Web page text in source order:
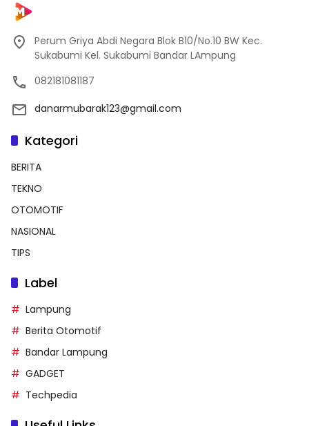
Perum Griya Abdi Negara Blok B10/No.10 BW Kec.
Sukabumi Kel. Sukabumi Bandar LAmpung
082181081187
danarmubarak123@gmail.com
Kategori
BERITA
TEKNO
OTOMOTIF
NASIONAL
TIPS
Label
Lampung
Berita Otomotif
Bandar Lampung
GADGET
Techpedia